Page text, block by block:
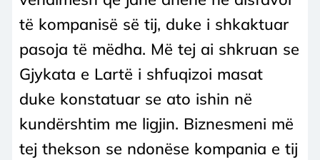
të kompanisë së tij, duke i shkaktuar
pasoja të mëdha. Më tej ai shkruan se
Gjykata e Lartë i shfuqizoi masat
duke konstatuar se ato ishin në
kundërshtim me ligjin. Biznesmeni më
tej thekson se ndonëse kompania e tij